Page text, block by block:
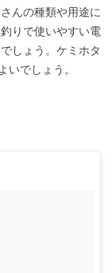
んの種類や用途に
りで使いやすい電
しょう。ケミホタ
いでしょう。